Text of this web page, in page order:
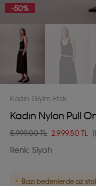
-50%
Kadın Giyim Etek
Kadın Nylon Pull
5.999,00 TL 2.999,50 TL
Renk: Siyah
Bazı bedenlerde az